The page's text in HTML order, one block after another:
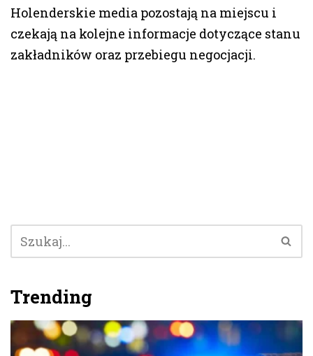
Holenderskie media pozostają na miejscu i
czekają na kolejne informacje dotyczące stanu
zakładników oraz przebiegu negocjacji.
Trending